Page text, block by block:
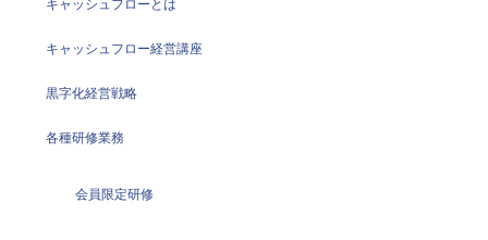
キャッシュフローとは
キャッシュフロー経営講座
黒字化経営戦略
各種研修業務
会員限定研修